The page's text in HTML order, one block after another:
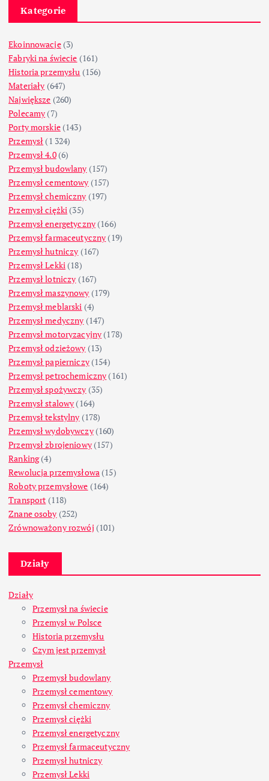
Kategorie
Ekoinnowacje(3)
Fabryki na świecie (161)
Historia przemysłu (156)
Materiały (647)
Największe (260)
Polecamy (7)
Porty morskie(143)
Przemysł (1 324)
Przemysł 4.0(6)
Przemysł budowlany (157)
Przemysł cementowy (157)
Przemysł chemiczny (197)
Przemysł ciężki (35)
Przemysł energetyczny (166)
Przemysł farmaceutyczny (19)
Przemysł hutniczy (167)
Przemysł Lekki (18)
Przemysł lotniczy (167)
Przemysł maszynowy (179)
Przemysł meblarski (4)
Przemysł medyczny (147)
Przemysł motoryzacyjny (178)
Przemysł odzieżowy (13)
Przemysł papierniczy(154)
Przemysł petrochemiczny (161)
Przemysł spożywczy (35)
Przemysł stalowy (164)
Przemysł tekstylny (178)
Przemysł wydobywczy(160)
Przemysł zbrojeniowy(157)
Ranking(4)
Rewolucja przemysłowa (15)
Roboty przemysłowe (164)
Transport (118)
Znane osoby (252)
Zrównoważony rozwój (101)
Działy
Działy
Przemysł na świecie
Przemysł w Polsce
Historia przemysłu
Czym jest przemysł
Przemysł
Przemysł budowlany
Przemysł cementowy
Przemysł chemiczny
Przemysł ciężki
Przemysł energetyczny
Przemysł farmaceutyczny
Przemysł hutniczy
Przemysł Lekki